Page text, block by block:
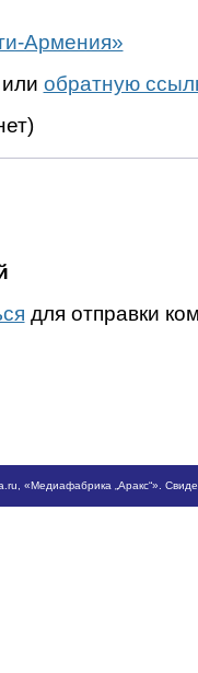
Армения»
или обратную
для отправки
, «Медиафабрика „Аракс“».